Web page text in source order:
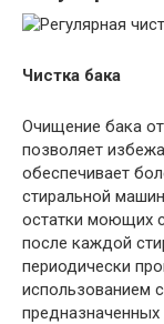
Чистка бака
Очищение бака
позволяет
обеспечивает
стиральной
остатки моющих
после каждой
периодически
использованием